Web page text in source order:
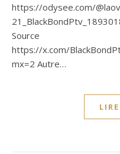
https://odysee.com/
Source
https://x.com/
mx=2 Autre…